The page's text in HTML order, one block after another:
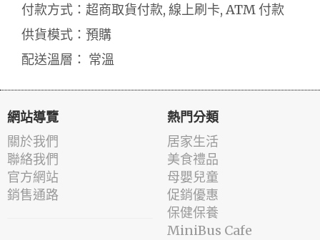
付款方式：超商取貨付款, 線上刷卡, ATM 付款
供貨模式：預購
配送溫層： 常溫
網站導覽
關於我們
聯絡我們
官方網站
銷售通路
熱門分類
居家生活
美食禮品
母嬰兒童
促銷優惠
保健保養
MiniBus Cafe